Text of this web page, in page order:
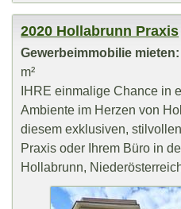
2020 Hollabrunn Praxis
Gewerbeimmobilie mieten:
m²
IHRE einmalige Chance in
Ambiente im Herzen von
diesem exklusiven,
Praxis oder Ihrem Büro in
Hollabrunn,